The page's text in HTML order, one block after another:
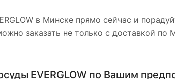
в Минске прямо сейчас и
заказать не только с доставкой
EVERGLOW по Вашим